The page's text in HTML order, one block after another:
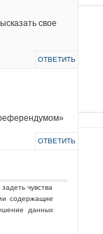
свое
ОТВЕТИТЬ
ОТВЕТИТЬ
чувства
содержащие
данных